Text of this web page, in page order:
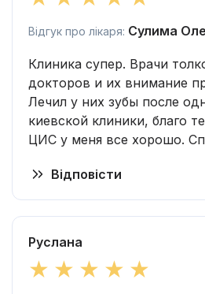
Відгук про лікаря: Сулима
Клиника супер. Врачи
докторов и их внимание
Лечил у них зубы после
киевской клиники, благо
ЦИС у меня все хорошо.
Відповісти
Руслана